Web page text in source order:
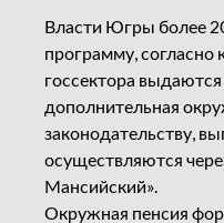
Власти Югры более
программу, согласно
госсектора
дополнительная
законодательству,
осуществляются
Мансийский».
Окружная пенсия